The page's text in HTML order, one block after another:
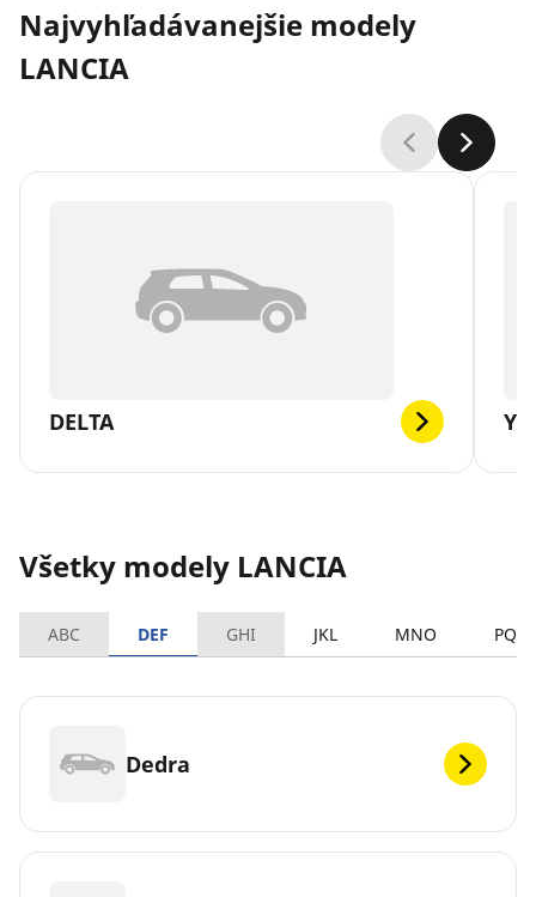
Najvyhľadávanejšie modely
LANCIA
DELTA
Všetky modely LANCIA
ABC DEF GHI JKL MNO PQRS
Dedra